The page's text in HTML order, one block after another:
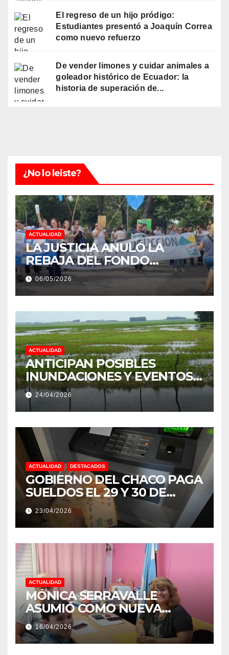
El regreso de un hijo pródigo:
Estudiantes presentó a Joaquín Correa
como nuevo refuerzo
De vender limones y cuidar animales a
goleador histórico de Ecuador: la
historia de superación de...
¿No lo leiste?
ACTUALIDAD
LA JUSTICIA ANULÓ LA
REBAJA DEL FONDO
ESTÍMULO A EMPLEADOS DE
PRODUCCIÓN DE LA
PROVINCIA DEL CHACO
06/05/2026
ACTUALIDAD
ANTICIPAN POSIBLES
INUNDACIONES Y EVENTOS
EXTREMOS: “PODRÍA SER UN
NIÑO MUY IMPORTANTE”
24/04/2026
ACTUALIDAD DESTACADOS
GOBIERNO DEL CHACO PAGA
SUELDOS EL 29 Y 30 DE
ABRIL, CON EL 2% DE
AUMENTO
23/04/2026
ACTUALIDAD
MÓNICA SERRAVALLE
ASUMIÓ COMO NUEVA
DIRECTORA DEL E.E.S. N° 82
«RENÉ FAVALORO» DE
BASAIL.
16/04/2026